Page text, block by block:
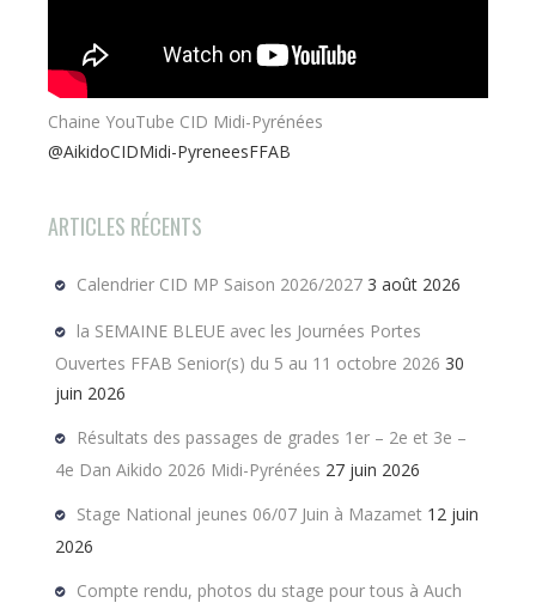
Chaine YouTube CID Midi-Pyrénées
@AikidoCIDMidi-PyreneesFFAB
ARTICLES RÉCENTS
Calendrier CID MP Saison 2026/2027 3 août 2026
la SEMAINE BLEUE avec les Journées Portes
Ouvertes FFAB Senior(s) du 5 au 11 octobre 2026 30
juin 2026
Résultats des passages de grades 1er – 2e et 3e –
4e Dan Aikido 2026 Midi-Pyrénées 27 juin 2026
Stage National jeunes 06/07 Juin à Mazamet 12 juin
2026
Compte rendu, photos du stage pour tous à Auch